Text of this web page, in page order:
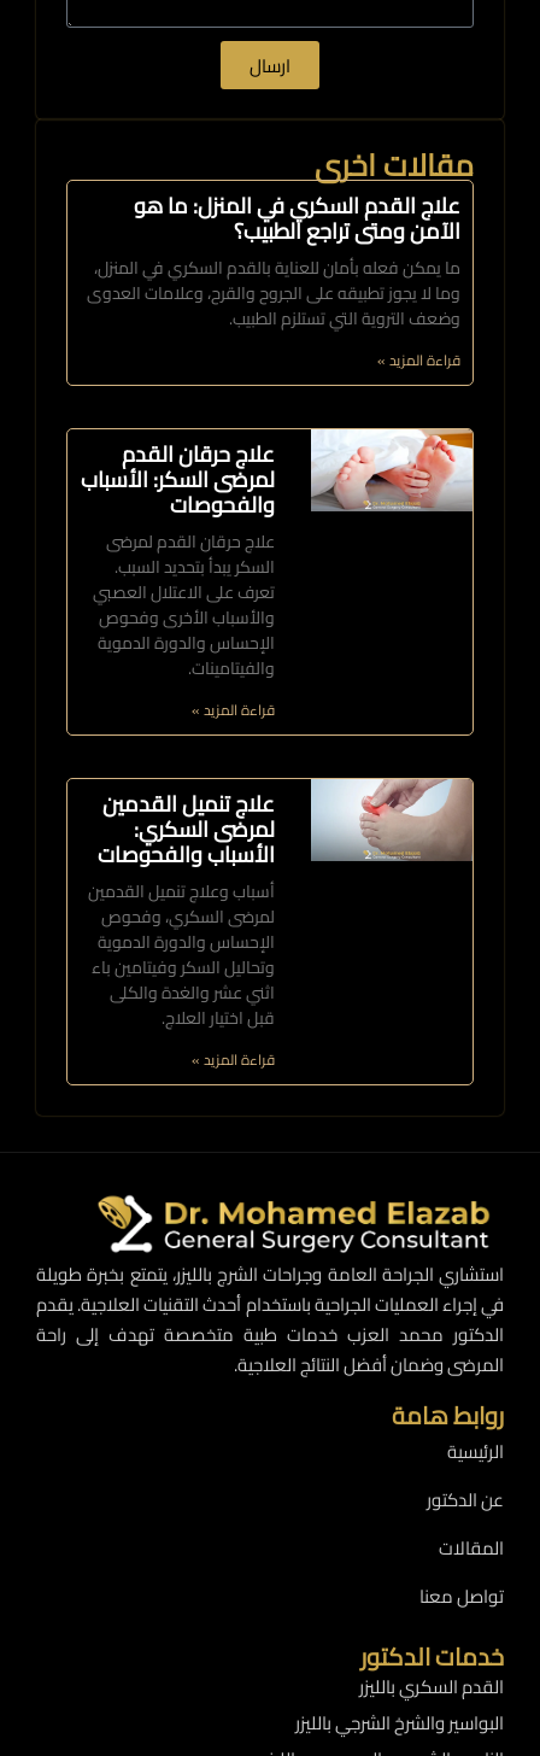
ارسال
مقالات اخرى
علاج القدم السكري في المنزل: ما هو
الآمن ومتى تراجع الطبيب؟
ما يمكن فعله بأمان للعناية بالقدم السكري في المنزل،
وما لا يجوز تطبيقه على الجروح والقرح، وعلامات العدوى
وضعف التروية التي تستلزم الطبيب.
قراءة المزيد »
علاج حرقان القدم
لمرضى السكر: الأسباب
والفحوصات
علاج حرقان القدم لمرضى
السكر يبدأ بتحديد السبب.
تعرف على الاعتلال العصبي
والأسباب الأخرى وفحوص
الإحساس والدورة الدموية
والفيتامينات.
قراءة المزيد »
علاج تنميل القدمين
لمرضى السكري:
الأسباب والفحوصات
أسباب وعلاج تنميل القدمين
لمرضى السكري، وفحوص
الإحساس والدورة الدموية
وتحاليل السكر وفيتامين باء
اثني عشر والغدة والكلى
قبل اختيار العلاج.
قراءة المزيد »
استشاري الجراحة العامة وجراحات الشرج بالليزر، يتمتع بخبرة طويلة
في إجراء العمليات الجراحية باستخدام أحدث التقنيات العلاجية. يقدم
الدكتور محمد العزب خدمات طبية متخصصة تهدف إلى راحة
المرضى وضمان أفضل النتائج العلاجية.
روابط هامة
الرئيسية
عن الدكتور
المقالات
تواصل معنا
خدمات الدكتور
القدم السكري بالليزر
البواسير والشرخ الشرجي بالليزر